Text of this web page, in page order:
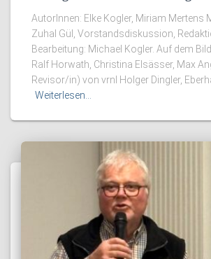
AutorInnen: Elke Kogler, Miriam Mertens
Zuhal Gül, Vorstandsdiskussion,
Bearbeitung: Michael Kogler. Auf dem
Ralf Horwath, Christina Elsässer, Max
Revisor/in) von vrnl Holger Dingler,
Weiterlesen…